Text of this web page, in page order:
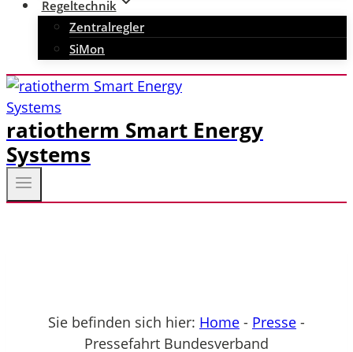
Regeltechnik
Zentralregler
SiMon
ratiotherm Smart Energy
Systems
Sie befinden sich hier: Home - Presse -
Pressefahrt Bundesverband